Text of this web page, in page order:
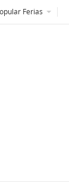
Ferias